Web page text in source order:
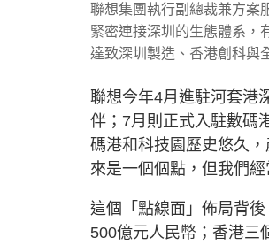
聯想集團執行副總裁兼方案
緊密連接深圳的生態體系，
達致深圳製造、香港創科與
聯想今年4月進駐河套港
伴；7月則正式入駐數碼
碼港和科技園歷史悠久
來是一個個點，但我們
這個「點線面」佈局背
500億元人民幣；香港三